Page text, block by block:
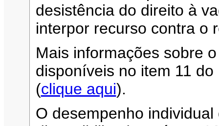
desistência do direito à
interpor recurso contra o
Mais informações sobre
disponíveis no item 11
(clique aqui).
O desempenho